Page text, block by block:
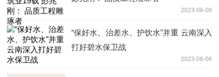
2023-06-06
“保好水、治差水、护饮水”并重 云南深入
打好碧水保卫战
2023-06-06